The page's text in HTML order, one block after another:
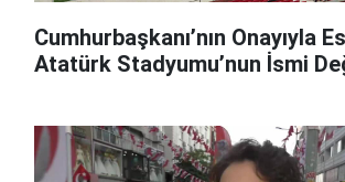
Cumhurbaşkanı’nın Onayıyla
Atatürk Stadyumu’nun İsmi